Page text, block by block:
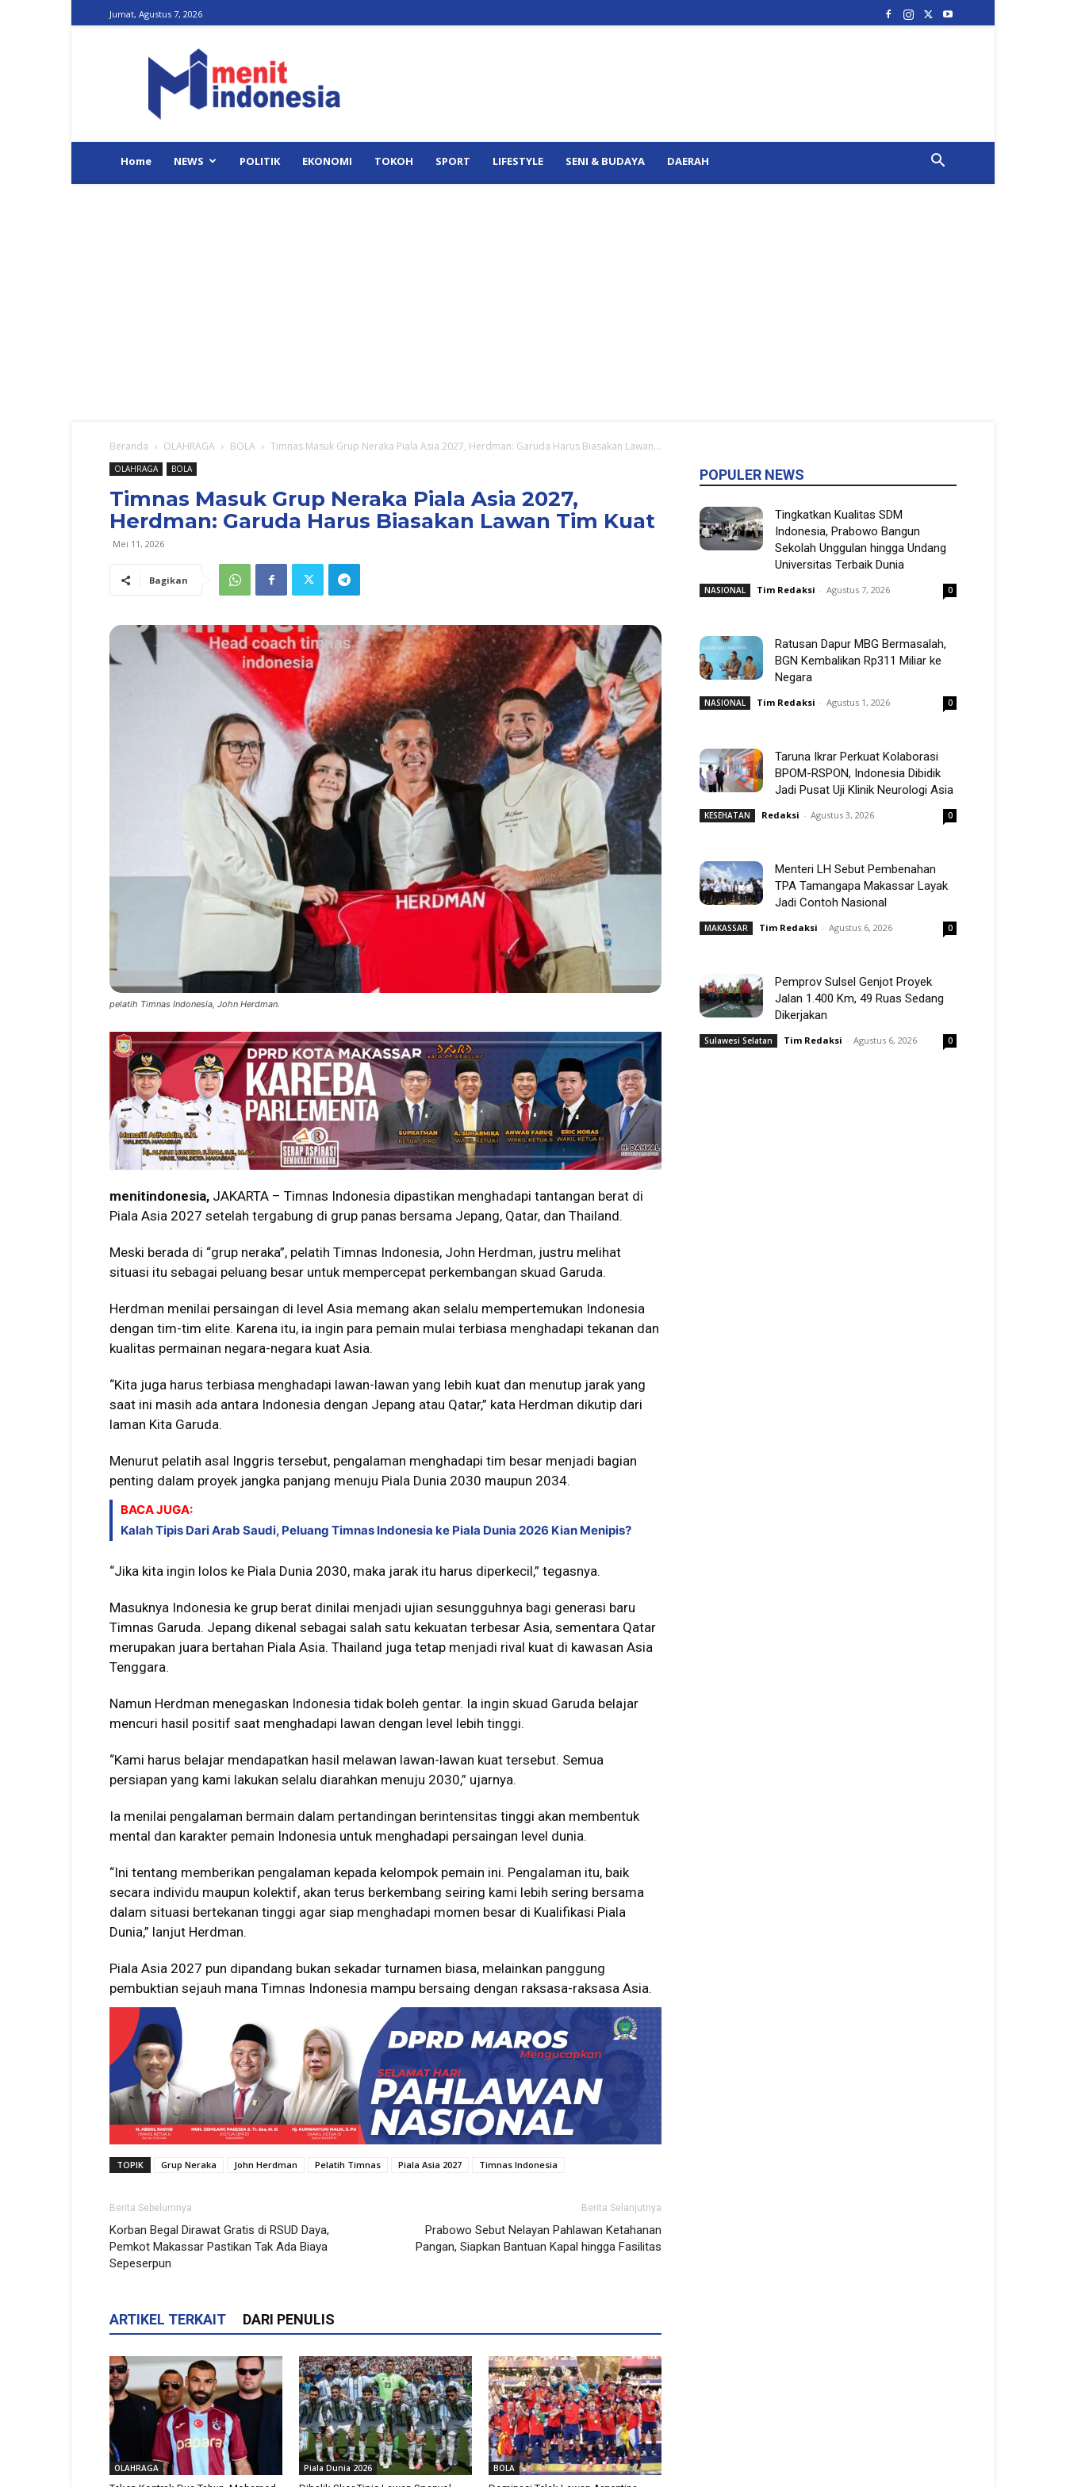
Jumat, Agustus 7, 2026
Indonesia
Home NEWS POLITIK EKONOMI TOKOH SPORT LIFESTYLE SENI & BUDAYA DAERAH
Beranda OLAHRAGA BOLA Timnas Masuk Grup Neraka Piala Asia 2027, Herdman: Garuda Harus Biasakan Lawan...
OLAHRAGA BOLA
Timnas Masuk Grup Neraka Piala Asia 2027,
Herdman: Garuda Harus Biasakan Lawan Tim Kuat
Mei 11, 2026
Bagikan
pelatih Timnas Indonesia, John Herdman.
menitindonesia, JAKARTA – Timnas Indonesia dipastikan menghadapi tantangan berat di
Piala Asia 2027 setelah tergabung di grup panas bersama Jepang, Qatar, dan Thailand.
Meski berada di “grup neraka”, pelatih Timnas Indonesia, John Herdman, justru melihat
situasi itu sebagai peluang besar untuk mempercepat perkembangan skuad Garuda.
Herdman menilai persaingan di level Asia memang akan selalu mempertemukan Indonesia
dengan tim-tim elite. Karena itu, ia ingin para pemain mulai terbiasa menghadapi tekanan dan
kualitas permainan negara-negara kuat Asia.
“Kita juga harus terbiasa menghadapi lawan-lawan yang lebih kuat dan menutup jarak yang
saat ini masih ada antara Indonesia dengan Jepang atau Qatar,” kata Herdman dikutip dari
laman Kita Garuda.
Menurut pelatih asal Inggris tersebut, pengalaman menghadapi tim besar menjadi bagian
penting dalam proyek jangka panjang menuju Piala Dunia 2030 maupun 2034.
BACA JUGA:
Kalah Tipis Dari Arab Saudi, Peluang Timnas Indonesia ke Piala Dunia 2026 Kian Menipis?
“Jika kita ingin lolos ke Piala Dunia 2030, maka jarak itu harus diperkecil,” tegasnya.
Masuknya Indonesia ke grup berat dinilai menjadi ujian sesungguhnya bagi generasi baru
Timnas Garuda. Jepang dikenal sebagai salah satu kekuatan terbesar Asia, sementara Qatar
merupakan juara bertahan Piala Asia. Thailand juga tetap menjadi rival kuat di kawasan Asia
Tenggara.
Namun Herdman menegaskan Indonesia tidak boleh gentar. Ia ingin skuad Garuda belajar
mencuri hasil positif saat menghadapi lawan dengan level lebih tinggi.
“Kami harus belajar mendapatkan hasil melawan lawan-lawan kuat tersebut. Semua
persiapan yang kami lakukan selalu diarahkan menuju 2030,” ujarnya.
Ia menilai pengalaman bermain dalam pertandingan berintensitas tinggi akan membentuk
mental dan karakter pemain Indonesia untuk menghadapi persaingan level dunia.
“Ini tentang memberikan pengalaman kepada kelompok pemain ini. Pengalaman itu, baik
secara individu maupun kolektif, akan terus berkembang seiring kami lebih sering bersama
dalam situasi bertekanan tinggi agar siap menghadapi momen besar di Kualifikasi Piala
Dunia,” lanjut Herdman.
Piala Asia 2027 pun dipandang bukan sekadar turnamen biasa, melainkan panggung
pembuktian sejauh mana Timnas Indonesia mampu bersaing dengan raksasa-raksasa Asia.
TOPIK Grup Neraka John Herdman Pelatih Timnas Piala Asia 2027 Timnas Indonesia
Berita Sebelumnya
Korban Begal Dirawat Gratis di RSUD Daya,
Pemkot Makassar Pastikan Tak Ada Biaya
Sepeserpun
Berita Selanjutnya
Prabowo Sebut Nelayan Pahlawan Ketahanan
Pangan, Siapkan Bantuan Kapal hingga Fasilitas
ARTIKEL TERKAIT DARI PENULIS
OLAHRAGA Piala Dunia 2026 BOLA
POPULER NEWS
Tingkatkan Kualitas SDM
Indonesia, Prabowo Bangun
Sekolah Unggulan hingga Undang
Universitas Terbaik Dunia
NASIONAL Tim Redaksi - Agustus 7, 2026 0
Ratusan Dapur MBG Bermasalah,
BGN Kembalikan Rp311 Miliar ke
Negara
NASIONAL Tim Redaksi - Agustus 1, 2026 0
Taruna Ikrar Perkuat Kolaborasi
BPOM-RSPON, Indonesia Dibidik
Jadi Pusat Uji Klinik Neurologi Asia
KESEHATAN Redaksi - Agustus 3, 2026 0
Menteri LH Sebut Pembenahan
TPA Tamangapa Makassar Layak
Jadi Contoh Nasional
MAKASSAR Tim Redaksi - Agustus 6, 2026 0
Pemprov Sulsel Genjot Proyek
Jalan 1.400 Km, 49 Ruas Sedang
Dikerjakan
Sulawesi Selatan Tim Redaksi - Agustus 6, 2026 0